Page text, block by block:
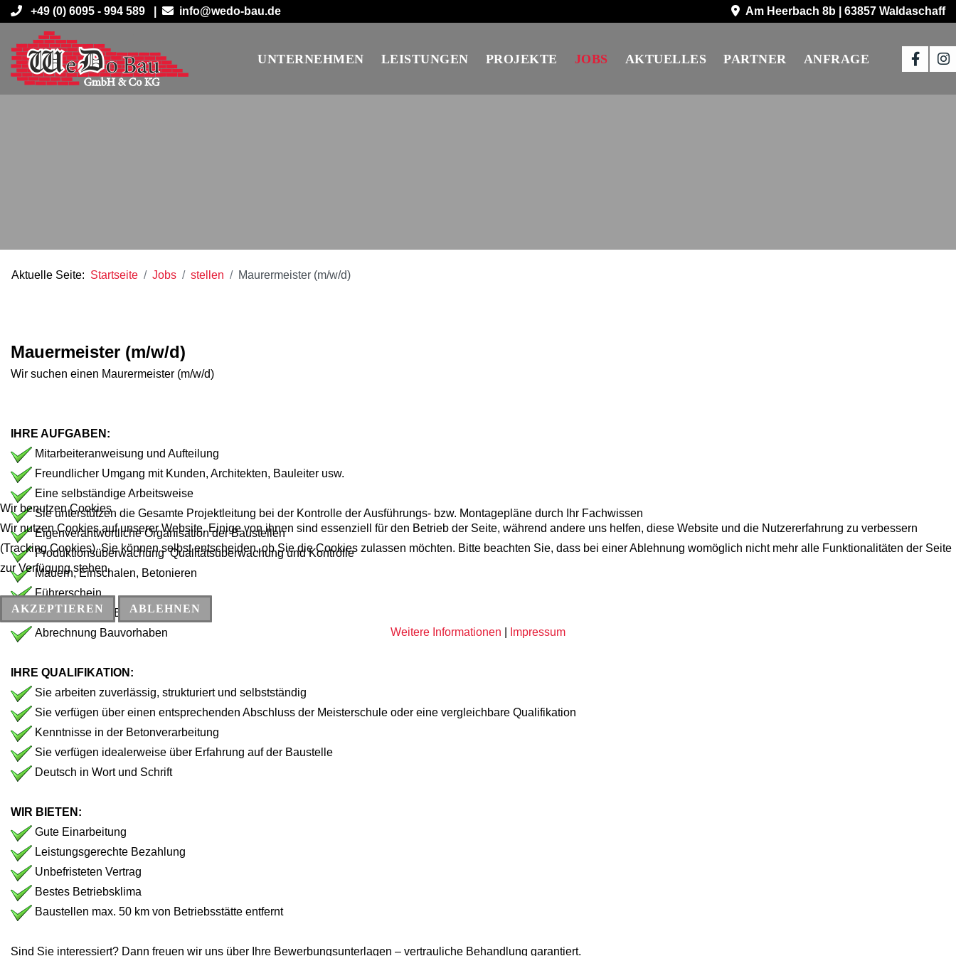
+49 (0) 6095 - 994 589 | info@wedo-bau.de Am Heerbach 8b | 63857 Waldaschaff
UNTERNEHMEN LEISTUNGEN PROJEKTE JOBS AKTUELLES PARTNER ANFRAGE
Aktuelle Seite: Startseite Jobs stellen Maurermeister (m/w/d)
Mauermeister (m/w/d)
Wir suchen einen Maurermeister (m/w/d)
IHRE AUFGABEN:
Mitarbeiteranweisung und Aufteilung
Freundlicher Umgang mit Kunden, Architekten, Bauleiter usw.
Eine selbständige Arbeitsweise
Sie unterstützen die Gesamte Projektleitung bei der Kontrolle der Ausführungs- bzw. Montagepläne durch Ihr Fachwissen
Eigenverantwortliche Organisation der Baustellen
Produktionsüberwachung Qualitätsüberwachung und Kontrolle
Mauern, Einschalen, Betonieren
Führerschein
Kalkulation der Baustelle
Abrechnung Bauvorhaben
IHRE QUALIFIKATION:
Sie arbeiten zuverlässig, strukturiert und selbstständig
Sie verfügen über einen entsprechenden Abschluss der Meisterschule oder eine vergleichbare Qualifikation
Kenntnisse in der Betonverarbeitung
Sie verfügen idealerweise über Erfahrung auf der Baustelle
Deutsch in Wort und Schrift
WIR BIETEN:
Gute Einarbeitung
Leistungsgerechte Bezahlung
Unbefristeten Vertrag
Bestes Betriebsklima
Baustellen max. 50 km von Betriebsstätte entfernt
Sind Sie interessiert? Dann freuen wir uns über Ihre Bewerbungsunterlagen – vertrauliche Behandlung garantiert.
Wir benutzen Cookies
Wir nutzen Cookies auf unserer Website. Einige von ihnen sind essenziell für den Betrieb der Seite, während andere uns helfen, diese Website und die Nutzererfahrung zu verbessern
(Tracking Cookies). Sie können selbst entscheiden, ob Sie die Cookies zulassen möchten. Bitte beachten Sie, dass bei einer Ablehnung womöglich nicht mehr alle Funktionalitäten der Seite
zur Verfügung stehen.
AKZEPTIEREN
ABLEHNEN
Weitere Informationen
Impressum